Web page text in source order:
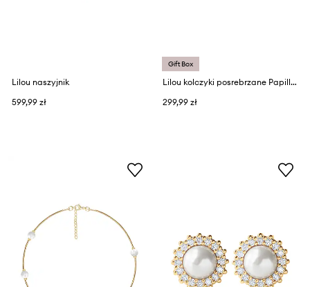
Lilou naszyjnik
599,99 zł
Gift Box
Lilou kolczyki posrebrzane Papillon
299,99 zł